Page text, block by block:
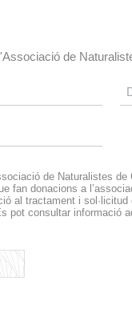
de
de Naturalistes
fan donacions a
al tractament i
pot consultar informació